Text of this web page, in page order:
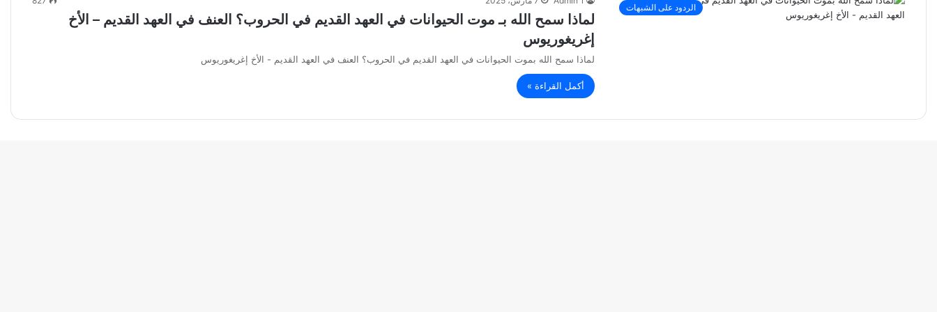
الردود على الشبهات
لماذا سمح الله بـ موت الحيوانات في العهد القديم في الحروب؟ العنف في العهد القديم – الأخ
إغريغوريوس
لماذا سمح الله بموت الحيوانات في العهد القديم في الحروب؟ العنف في العهد القديم - الأخ إغريغوريوس
أكمل القراءة »